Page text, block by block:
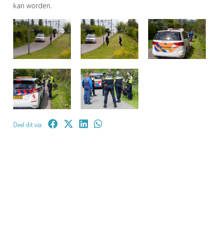
kan worden.
Deel dit via: